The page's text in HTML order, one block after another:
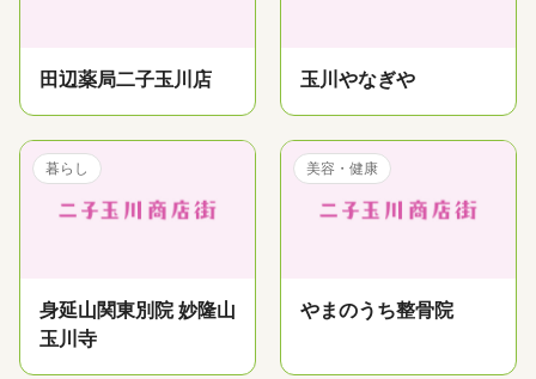
田辺薬局二子玉川店 玉川やなぎや
暮らし
身延山関東別院 妙隆山
玉川寺
美容・健康
やまのうち整骨院